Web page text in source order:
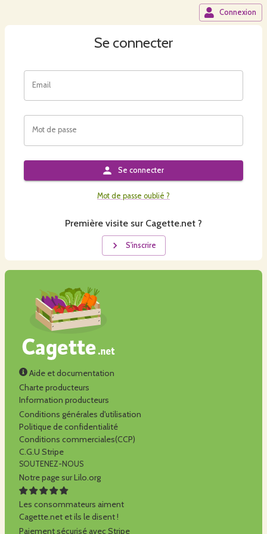
Connexion
Se connecter
Email
Mot de passe
Se connecter
Mot de passe oublié ?
Première visite sur Cagette.net ?
S'inscrire
Aide et documentation
Charte producteurs
Information producteurs
Conditions générales d'utilisation
Politique de confidentialité
Conditions commerciales(CCP)
C.G.U Stripe
SOUTENEZ-NOUS
Notre page sur Lilo.org
Les consommateurs aiment
Cagette.net et ils le disent !
Paiement sécurisé avec Stripe